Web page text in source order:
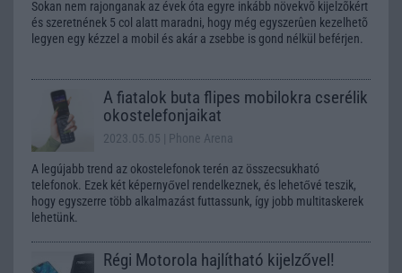
Sokan nem rajonganak az évek óta egyre inkább növekvõ kijelzõkért
és szeretnének 5 col alatt maradni, hogy még egyszerûen kezelhetõ
legyen egy kézzel a mobil és akár a zsebbe is gond nélkül beférjen.
A fiatalok buta flipes mobilokra cserélik
okostelefonjaikat
2023.05.05 | Phone Arena
A legújabb trend az okostelefonok terén az összecsukható
telefonok. Ezek két képernyővel rendelkeznek, és lehetővé teszik,
hogy egyszerre több alkalmazást futtassunk, így jobb multitaskerek
lehetünk.
Régi Motorola hajlítható kijelzővel!